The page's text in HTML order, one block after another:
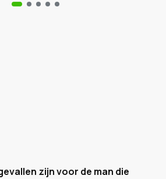
zijn voor de man die